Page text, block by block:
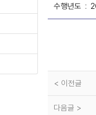
수행년도 :
< 이전글
다음글 >